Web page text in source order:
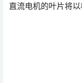
直流电机的叶片将以